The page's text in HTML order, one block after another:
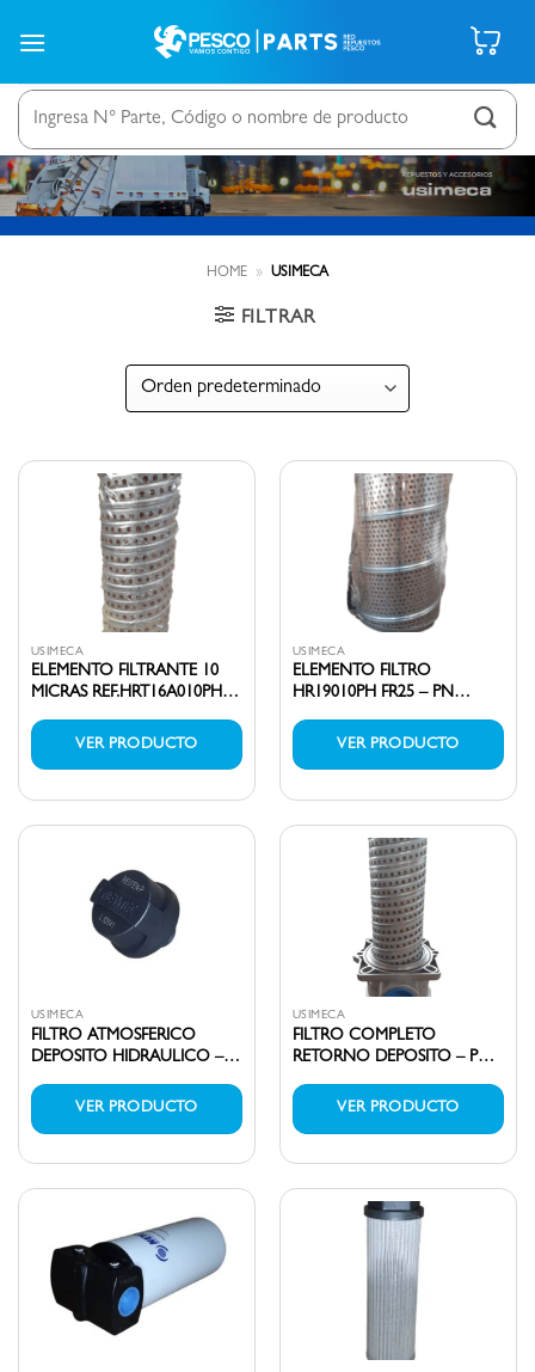
Buscar
por:
HOME » USIMECA
FILTRAR
USIMECA
ELEMENTO FILTRANTE 10
MICRAS REF.HRT16A010PH –
VER PRODUCTO
USIMECA
ELEMENTO FILTRO
HR19010PH FR25 – PN
VER PRODUCTO
USIMECA
FILTRO ATMOSFERICO
DEPOSITO HIDRAULICO –
VER PRODUCTO
USIMECA
FILTRO COMPLETO
RETORNO DEPOSITO – PN
VER PRODUCTO